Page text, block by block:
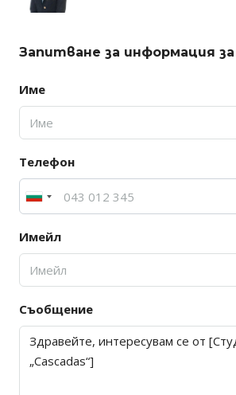
Запитване за информация
Име
Телефон
Имейл
Съобщение